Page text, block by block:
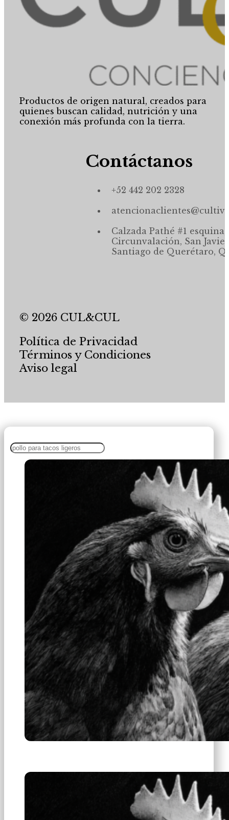
Productos de origen natural, creados para
quienes buscan calidad, nutrición y una
conexión más profunda con la tierra.
Contáctanos
+52 442 202 2328
Calzada Pathé #1 esquina,
Circunvalación, San
Santiago de Querétaro,
© 2026 CUL&CUL
Política de Privacidad
Términos y Condiciones
Aviso legal